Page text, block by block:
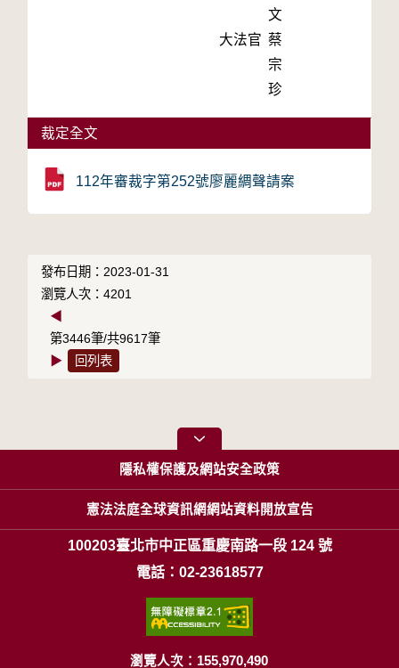
文
大法官 蔡
宗
珍
裁定全文
112年審裁字第252號廖麗綢聲請案
發布日期：2023-01-31
瀏覽人次：4201
◀
第3446筆/共9617筆
▶
回列表
隱私權保護及網站安全政策
憲法法庭全球資訊網網站資料開放宣告
100203臺北市中正區重慶南路一段 124 號
電話：02-23618577
瀏覽人次：155,970,490